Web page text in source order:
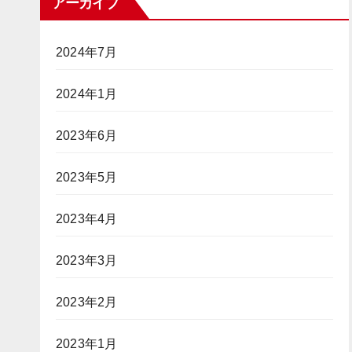
2024年7月
2024年1月
2023年6月
2023年5月
2023年4月
2023年3月
2023年2月
2023年1月